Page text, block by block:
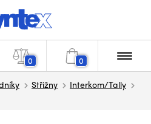
0 0
Střižny
Interkom/Tally